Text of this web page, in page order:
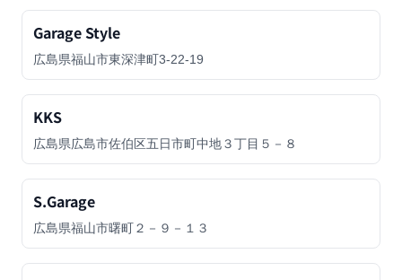
Garage Style
広島県福山市東深津町3-22-19
KKS
広島県広島市佐伯区五日市町中地３丁目５－８
S.Garage
広島県福山市曙町２－９－１３